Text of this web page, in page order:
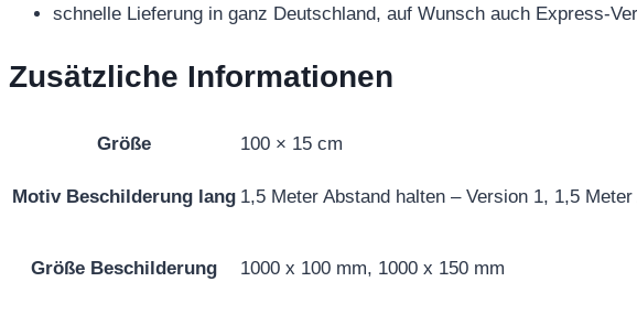
schnelle Lieferung in ganz Deutschland, auf Wunsch auch Express-
Zusätzliche Informationen
Größe 100 × 15 cm
Motiv Beschilderung lang 1,5 Meter Abstand halten – Version 1, 1,5
Größe Beschilderung 1000 x 100 mm, 1000 x 150 mm